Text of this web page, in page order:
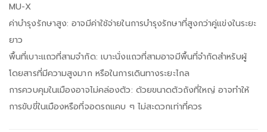
MU-X
ค่าบำรุงรักษาสูง: อาจมีค่าใช้จ่ายในการบำรุงรักษาที่สูงกว่าคู่แข่งในระยะ
ยาว
พื้นที่เบาะแถวที่สามจำกัด: เบาะนั่งแถวที่สามอาจมีพื้นที่จำกัดสำหรับผู้
โดยสารที่มีความสูงมาก หรือในการเดินทางระยะไกล
การควบคุมในเมืองอาจไม่คล่องตัว: ด้วยขนาดตัวถังที่ใหญ่ อาจทำให้
การขับขี่ในเมืองหรือที่จอดรถแคบ ๆ ไม่สะดวกเท่าที่ควร